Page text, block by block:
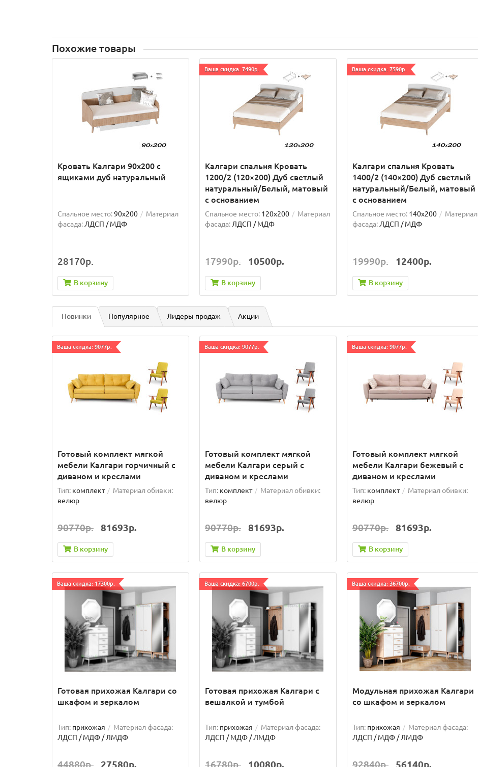
Похожие товары
Кровать Калгари 90x200 с
ящиками дуб натуральный
Спальное место:90x200
Материал
фасада: ЛДСП / МДФ
28170р.
В корзину
Ваша скидка: 7490р.
Калгари спальня Кровать
1200/2 (120×200) Дуб светлый
натуральный/Белый, матовый
с основанием
Спальное место: 120x200
Материал
фасада: ЛДСП / МДФ
17990р. 10500р.
В корзину
Ваша скидка: 7590р.
Калгари спальня Кровать
1400/2 (140×200) Дуб светлый
натуральный/Белый, матовый
с основанием
Спальное место: 140x200
Материал
фасада: ЛДСП / МДФ
19990р. 12400р.
В корзину
Новинки Популярное Лидеры продаж Акции
Ваша скидка: 9077р.
Готовый комплект мягкой
мебели Калгари горчичный с
диваном и креслами
Тип: комплект
Материал обивки:
велюр
90770р. 81693р.
В корзину
Ваша скидка: 9077р.
Готовый комплект мягкой
мебели Калгари серый с
диваном и креслами
Тип: комплект
Материал обивки:
велюр
90770р. 81693р.
В корзину
Ваша скидка: 9077р.
Готовый комплект мягкой
мебели Калгари бежевый с
диваном и креслами
Тип: комплект
Материал обивки:
велюр
90770р. 81693р.
В корзину
Ваша скидка: 17300р.
Готовая прихожая Калгари со
шкафом и зеркалом
Тип: прихожая
Материал фасада:
ЛДСП / МДФ / ЛМДФ
44880р. 27580р.
Ваша скидка: 6700р.
Готовая прихожая Калгари с
вешалкой и тумбой
Тип: прихожая
Материал фасада:
ЛДСП / МДФ / ЛМДФ
16780р. 10080р.
Ваша скидка: 36700р.
Модульная прихожая Калгари
со шкафом и зеркалом
Тип: прихожая
Материал фасада:
ЛДСП / МДФ / ЛМДФ
92840р. 56140р.